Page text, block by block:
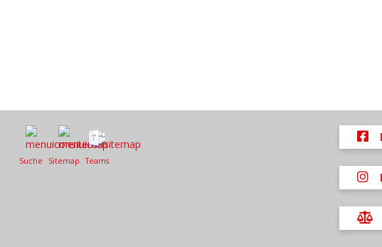
Suche Sitemap Teams